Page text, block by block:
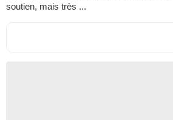
soutien, mais très ...